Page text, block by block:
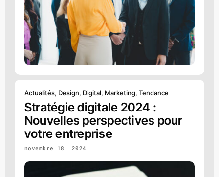
Actualités, Design, Digital, Marketing, Tendance
Stratégie digitale 2024 :
Nouvelles perspectives pour
votre entreprise
novembre 18, 2024